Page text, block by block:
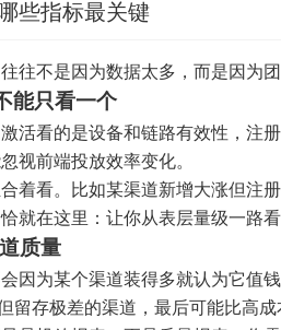
些指标最关键
往不是因为数据太多，而是因为
能只看一个
活看的是设备和链路有效性，注
视前端投放效率变化。
着看。比如某渠道新增大涨但注
就在这里：让你从表层量级一路
质量
因为某个渠道装得多就认为它值
留存极差的渠道，最后可能比高